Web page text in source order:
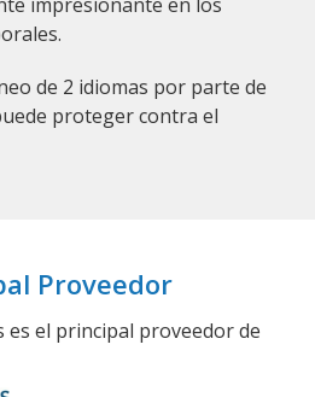
impresionante en los
de 2 idiomas por parte de
proteger contra el
Proveedor
el principal proveedor de